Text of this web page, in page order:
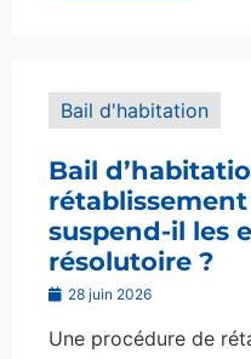
Bail d'habitation
Bail
suspend-il les
résolutoire ?
28 juin 2026
Une procédure de